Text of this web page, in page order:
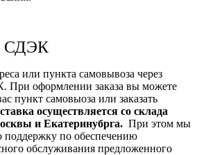
СДЭК
или пункта самовывоза через
При оформлении заказа вы можете
пункт самовыоза или заказать
осуществляется со склада
и Екатеринубрга. При этом мы
поддержку по обеспечению
обслуживания предложенного